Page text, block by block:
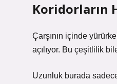
Koridorların
Çarşının içinde
açılıyor. Bu çeşitlilik
Uzunluk burada